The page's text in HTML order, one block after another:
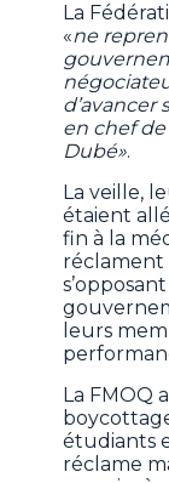
La
«ne
d’avancer
en chef
Dubé».
La veille,
étaient
fin à la
réclament
leurs
La FMOQ
étudiants
réclame